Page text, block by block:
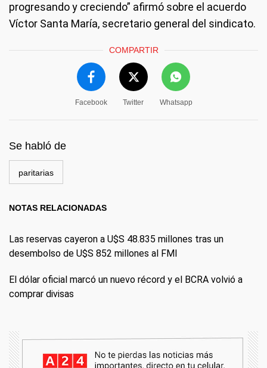
progresando y creciendo” afirmó sobre el acuerdo
Víctor Santa María, secretario general del sindicato.
COMPARTIR
Facebook Twitter Whatsapp
Se habló de
paritarias
NOTAS RELACIONADAS
Las reservas cayeron a U$S 48.835 millones tras un
desembolso de U$S 852 millones al FMI
El dólar oficial marcó un nuevo récord y el BCRA volvió a
comprar divisas